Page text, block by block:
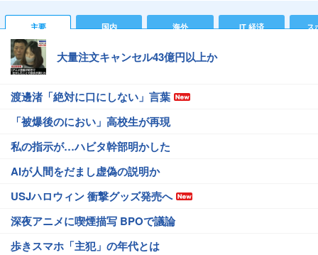
主要 国内 海外 IT 経済 ス
大量注文キャンセル43億円以上か
渡邊渚「絶対に口にしない」言葉
「被爆後のにおい」高校生が再現
私の指示が…ハビタ幹部明かした
AIが人間をだまし虚偽の説明か
USJハロウィン 衝撃グッズ発売へ
深夜アニメに喫煙描写 BPOで議論
歩きスマホ「主犯」の年代とは